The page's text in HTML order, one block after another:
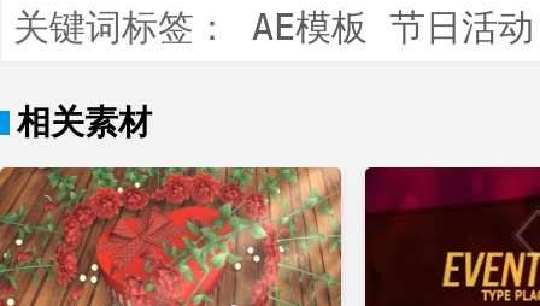
关键词标签： AE模板 节日活动
相关素材